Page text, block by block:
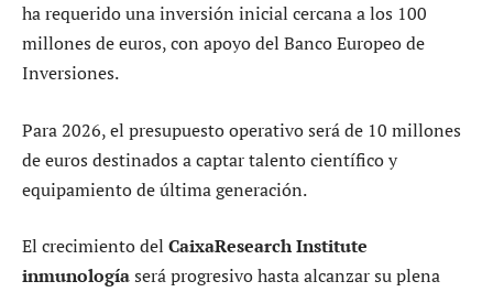
ha requerido una inversión inicial cercana a los 100
millones de euros, con apoyo del Banco Europeo de
Inversiones.
Para 2026, el presupuesto operativo será de 10 millones
de euros destinados a captar talento científico y
equipamiento de última generación.
El crecimiento del CaixaResearch Institute
inmunologíaserá progresivo hasta alcanzar su plena